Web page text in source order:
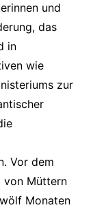
und
das
in
wie
zur
Vor dem
von Müttern
Monaten